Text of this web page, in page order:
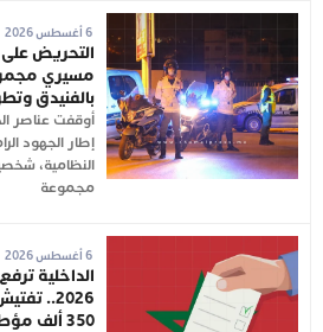
6 أغسطس 2026
التحريض
مسيري
بالفنيدق
أوقفت عناصر
إطار الجهود
النظامية،
مجموعة
6 أغسطس 2026
الداخلية
2026..
350 ألف مؤطر